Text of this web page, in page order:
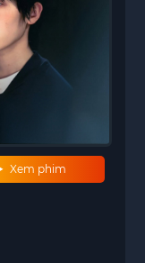
Xem phim